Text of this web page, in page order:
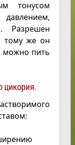
тонусом
Разрешен
тому же он
можно пить
цикория.